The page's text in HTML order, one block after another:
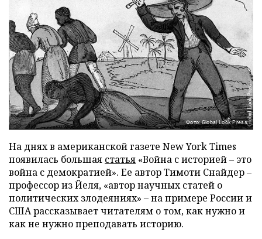
Фото: Global Look Press
На днях в американской газете New York Times
появилась большая статья «Война с историей – это
война с демократией». Ее автор Тимоти Снайдер –
профессор из Йеля, «автор научных статей о
политических злодеяниях» – на примере России и
США рассказывает читателям о том, как нужно и
как не нужно преподавать историю.